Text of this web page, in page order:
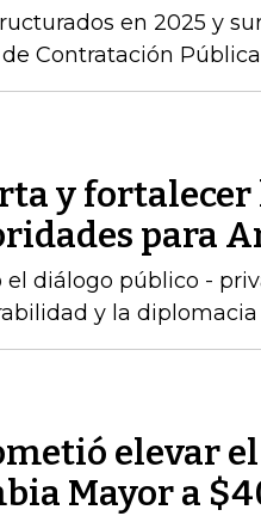
en 2025 y
Contratación Pública
y fortalecer
para
diálogo público -
y la diplomacia
elevar el
Mayor a